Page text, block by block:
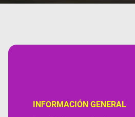
INFORMACIÓN GENERAL